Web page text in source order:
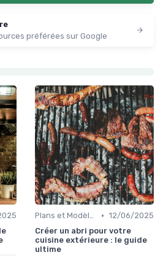
préférées sur Google
Plans et Modèles de Cuisines Extérieures • 12/06/2025
Créer un abri pour votre
cuisine extérieure : le guide
ultime